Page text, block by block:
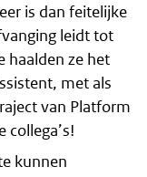
is dan feitelijke
leidt tot
haalden ze het
met als
van Platform
collega’s!
kunnen